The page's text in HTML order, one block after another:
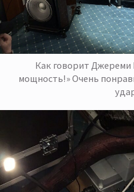
Как говорит Джереми
мощность!» Очень